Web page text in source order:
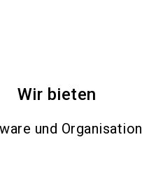
Wir bieten
und Organisation